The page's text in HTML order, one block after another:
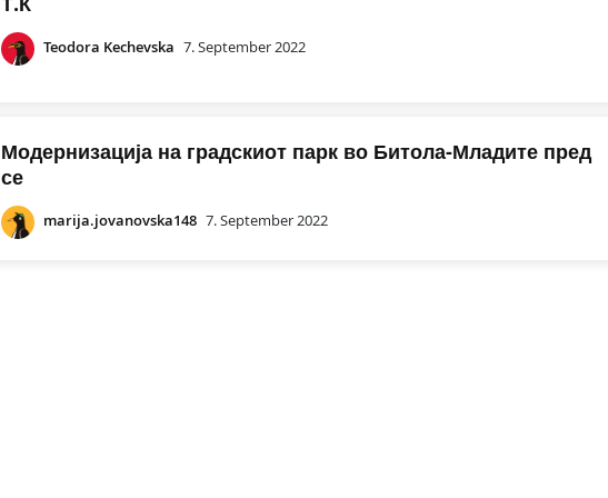
Teodora Kechevska 7. September 2022
Модернизација на градскиот парк во Битола-Младите пред
се
marija.jovanovska148 7. September 2022